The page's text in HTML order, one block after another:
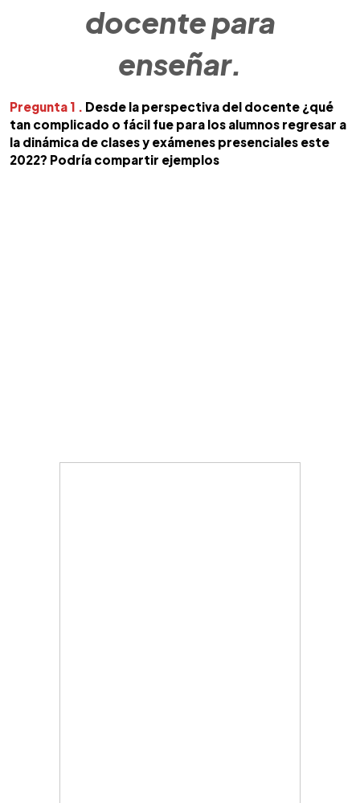
docente para
enseñar.
Pregunta 1 . Desde la perspectiva del docente ¿qué
tan complicado o fácil fue para los alumnos regresar a
la dinámica de clases y exámenes presenciales este
2022? Podría compartir ejemplos